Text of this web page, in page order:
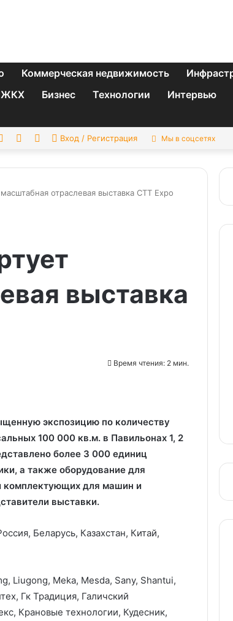
Коммерческая недвижимость
ЖКХ Бизнес Технологии Интервью
SwitchSidebarСлучайная
Вход / Регистрация Мы в соцсетях
отраслевая выставка СТТ Expo
выставка
Время чтения: 2 мин.
экспозицию по количеству
100 000 кв.м. в Павильонах 1, 2
более 3 000 единиц
а также оборудование для
комплектующих для машин и
выставки.
Беларусь, Казахстан, Китай,
Liugong, Meka, Mesda, Sany, Shantui,
Гк Традиция, Галичский
Крановые технологии, Кудесник,